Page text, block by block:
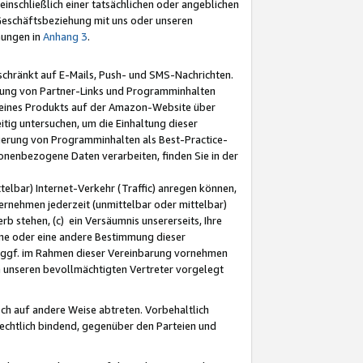
einer tatsächlichen oder angeblichen
mit uns oder unseren
in Anhang 3.
auf E-Mails, Push- und SMS-Nachrichten.
von Partner-Links und Programminhalten
Produkts auf der Amazon-Website über
untersuchen, um die Einhaltung dieser
von Programminhalten als Best-Practice-
Daten verarbeiten, finden Sie in der
Internet-Verkehr (Traffic) anregen können,
jederzeit (unmittelbar oder mittelbar)
stehen, (c) ein Versäumnis unsererseits, Ihre
oder eine andere Bestimmung dieser
im Rahmen dieser Vereinbarung vornehmen
unseren bevollmächtigten Vertreter vorgelegt
auf andere Weise abtreten. Vorbehaltlich
bindend, gegenüber den Parteien und